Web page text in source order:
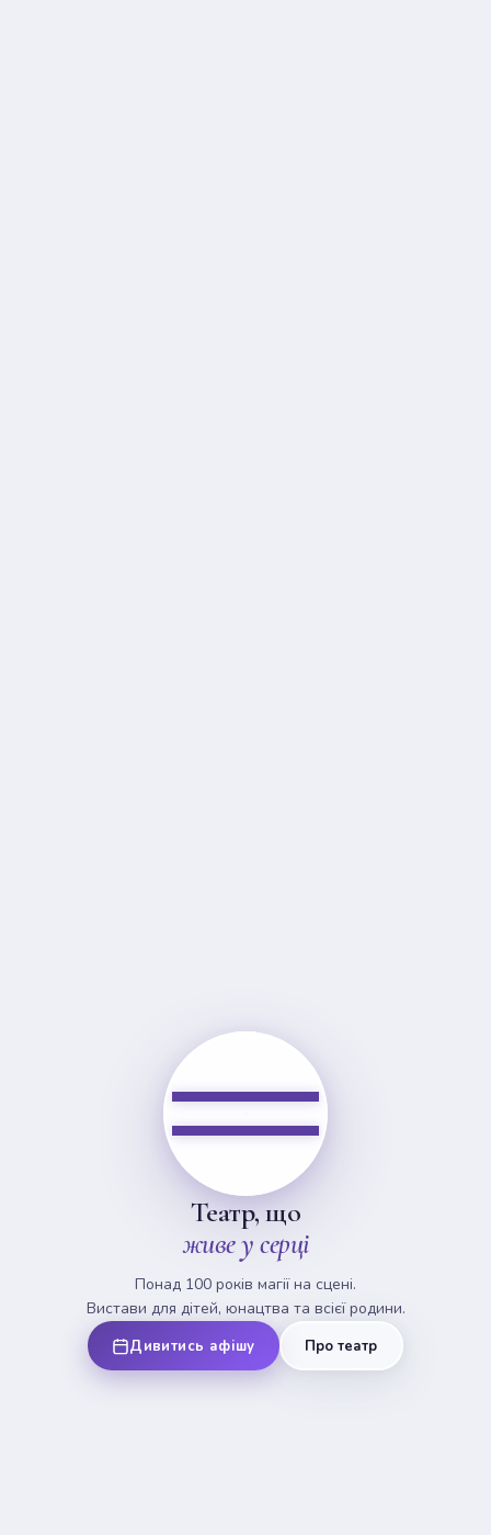
Театр, що
живе у серці
Понад 100 років магії на сцені.
Вистави для дітей, юнацтва та всієї родини.
Дивитись афішу Про театр